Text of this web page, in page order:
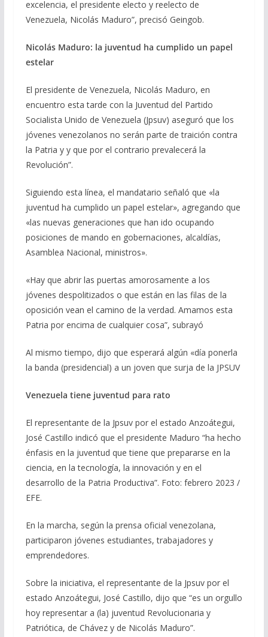
excelencia, el presidente electo y reelecto de
Venezuela, Nicolás Maduro”, precisó Geingob.
Nicolás Maduro: la juventud ha cumplido un papel
estelar
El presidente de Venezuela, Nicolás Maduro, en
encuentro esta tarde con la Juventud del Partido
Socialista Unido de Venezuela (Jpsuv) aseguró que los
jóvenes venezolanos no serán parte de traición contra
la Patria y y que por el contrario prevalecerá la
Revolución”.
Siguiendo esta línea, el mandatario señaló que «la
juventud ha cumplido un papel estelar», agregando que
«las nuevas generaciones que han ido ocupando
posiciones de mando en gobernaciones, alcaldías,
Asamblea Nacional, ministros».
«Hay que abrir las puertas amorosamente a los
jóvenes despolitizados o que están en las filas de la
oposición vean el camino de la verdad. Amamos esta
Patria por encima de cualquier cosa”, subrayó
Al mismo tiempo, dijo que esperará algún «día ponerla
la banda (presidencial) a un joven que surja de la JPSUV
Venezuela tiene juventud para rato
El representante de la Jpsuv por el estado Anzoátegui,
José Castillo indicó que el presidente Maduro “ha hecho
énfasis en la juventud que tiene que prepararse en la
ciencia, en la tecnología, la innovación y en el
desarrollo de la Patria Productiva”. Foto: febrero 2023 /
EFE.
En la marcha, según la prensa oficial venezolana,
participaron jóvenes estudiantes, trabajadores y
emprendedores.
Sobre la iniciativa, el representante de la Jpsuv por el
estado Anzoátegui, José Castillo, dijo que “es un orgullo
hoy representar a (la) juventud Revolucionaria y
Patriótica, de Chávez y de Nicolás Maduro”.